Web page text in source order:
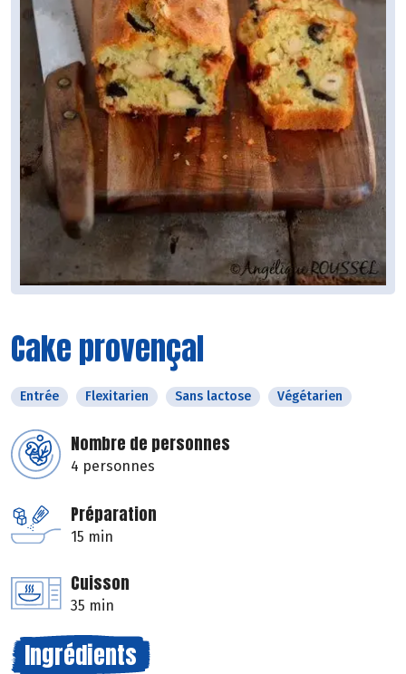
Cake provençal
Entrée Flexitarien Sans lactose Végétarien
Nombre de personnes
4 personnes
Préparation
15 min
Cuisson
35 min
Ingrédients